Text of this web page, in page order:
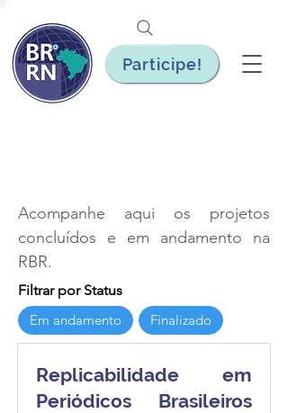
Participe!
Acompanhe aqui os projetos
concluídos e em andamento na
RBR.
Filtrar por Status
Em andamento
Finalizado
Replicabilidade em
Periódicos Brasileiros